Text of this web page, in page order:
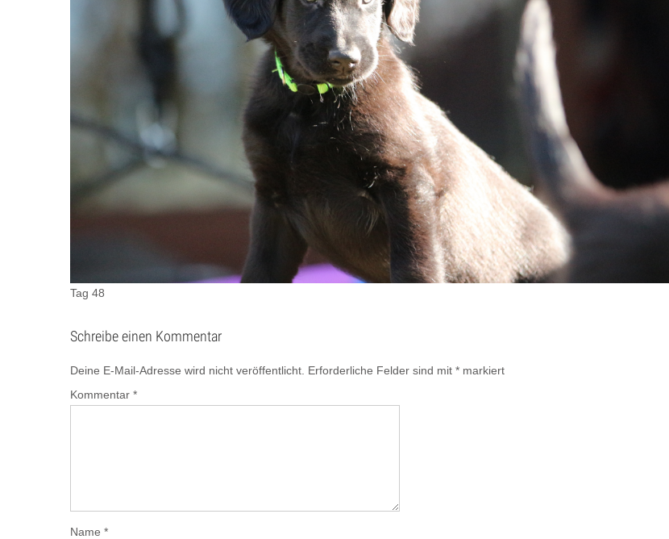
Tag 48
Schreibe einen Kommentar
Deine E-Mail-Adresse wird nicht veröffentlicht. Erforderliche Felder sind mit * markiert
Kommentar *
Name *